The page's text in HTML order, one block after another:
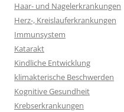
Haar- und Nagelerkrankungen
Herz-, Kreislauferkrankungen
Immunsystem
Katarakt
Kindliche Entwicklung
klimakterische Beschwerden
Kognitive Gesundheit
Krebserkrankungen